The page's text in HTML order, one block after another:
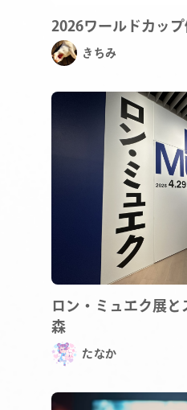
2026ワールドカッ
きちみ
ロン・ミュエク展と
森
たなか